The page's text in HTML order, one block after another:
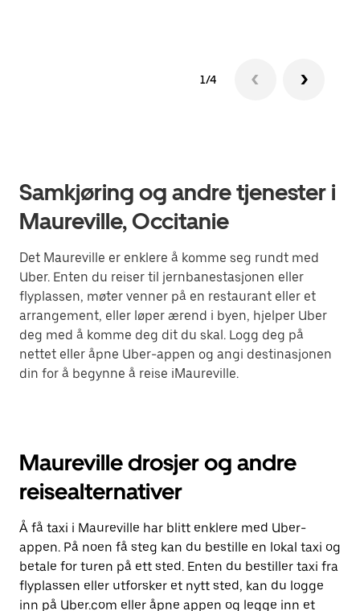
1/4
Samkjøring og andre tjenester i
Maureville, Occitanie
Det Maureville er enklere å komme seg rundt med
Uber. Enten du reiser til jernbanestasjonen eller
flyplassen, møter venner på en restaurant eller et
arrangement, eller løper ærend i byen, hjelper Uber
deg med å komme deg dit du skal. Logg deg på
nettet eller åpne Uber-appen og angi destinasjonen
din for å begynne å reise iMaureville.
Maureville drosjer og andre
reisealternativer
Å få taxi i Maureville har blitt enklere med Uber-
appen. På noen få steg kan du bestille en lokal taxi og
betale for turen på ett sted. Enten du bestiller taxi fra
flyplassen eller utforsker et nytt sted, kan du logge
inn på Uber.com eller åpne appen og legge inn et